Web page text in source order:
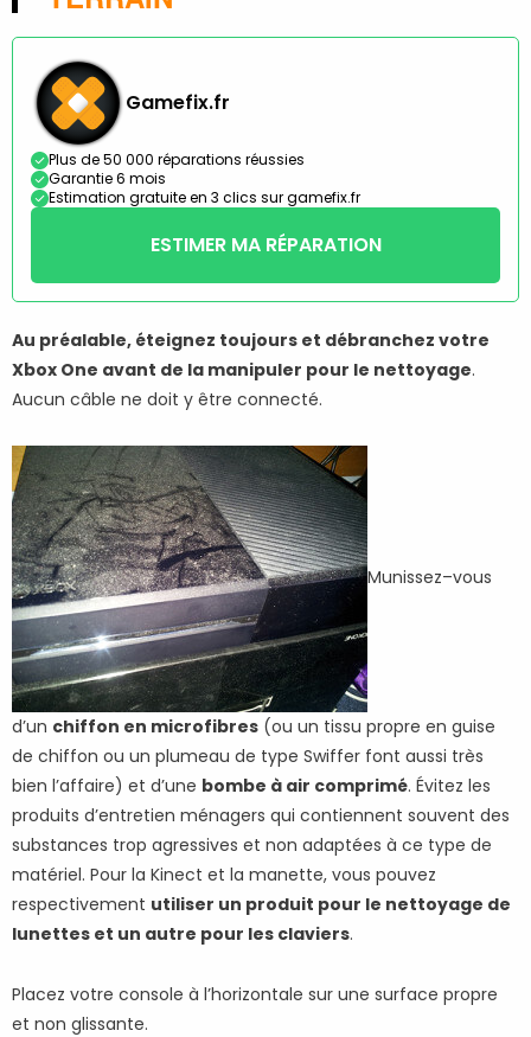
Gamefix.fr
Plus de 50 000 réparations réussies
Garantie 6 mois
Estimation gratuite en 3 clics sur gamefix.fr
ESTIMER MA RÉPARATION
Au préalable, éteignez toujours et débranchez votre
Xbox One avant de la manipuler pour le nettoyage.
Aucun câble ne doit y être connecté.
Munissez–vous
d’un chiffon en microfibres (ou un tissu propre en guise
de chiffon ou un plumeau de type Swiffer font aussi très
bien l’affaire) et d’une bombe à air comprimé. Évitez les
produits d’entretien ménagers qui contiennent souvent des
substances trop agressives et non adaptées à ce type de
matériel. Pour la Kinect et la manette, vous pouvez
respectivement utiliser un produit pour le nettoyage de
lunettes et un autre pour les claviers.
Placez votre console à l’horizontale sur une surface propre
et non glissante.